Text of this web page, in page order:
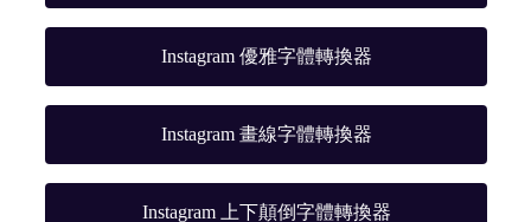
Instagram 優雅字體轉換器
Instagram 畫線字體轉換器
Instagram 上下顛倒字體轉換器